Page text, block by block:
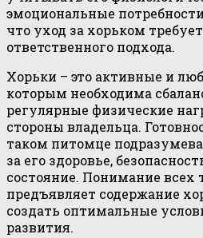
эмоциональные
что уход за хорьком
ответственного подхода.
Хорьки – это активные и
которым необходима
регулярные физические
стороны владельца.
таком питомце
за его здоровье,
состояние. Понимание всех
предъявляет содержание
создать оптимальные
развития.